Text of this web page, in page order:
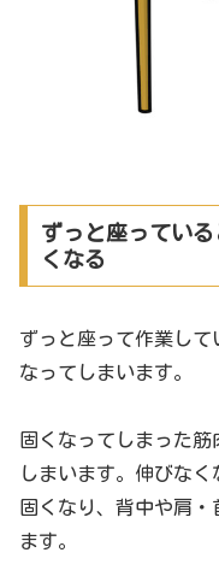
ずっと座ってい
くなる
ずっと座って作業して
なってしまいます。
固くなってしまった
しまいます。伸びな
固くなり、背中や肩
ます。